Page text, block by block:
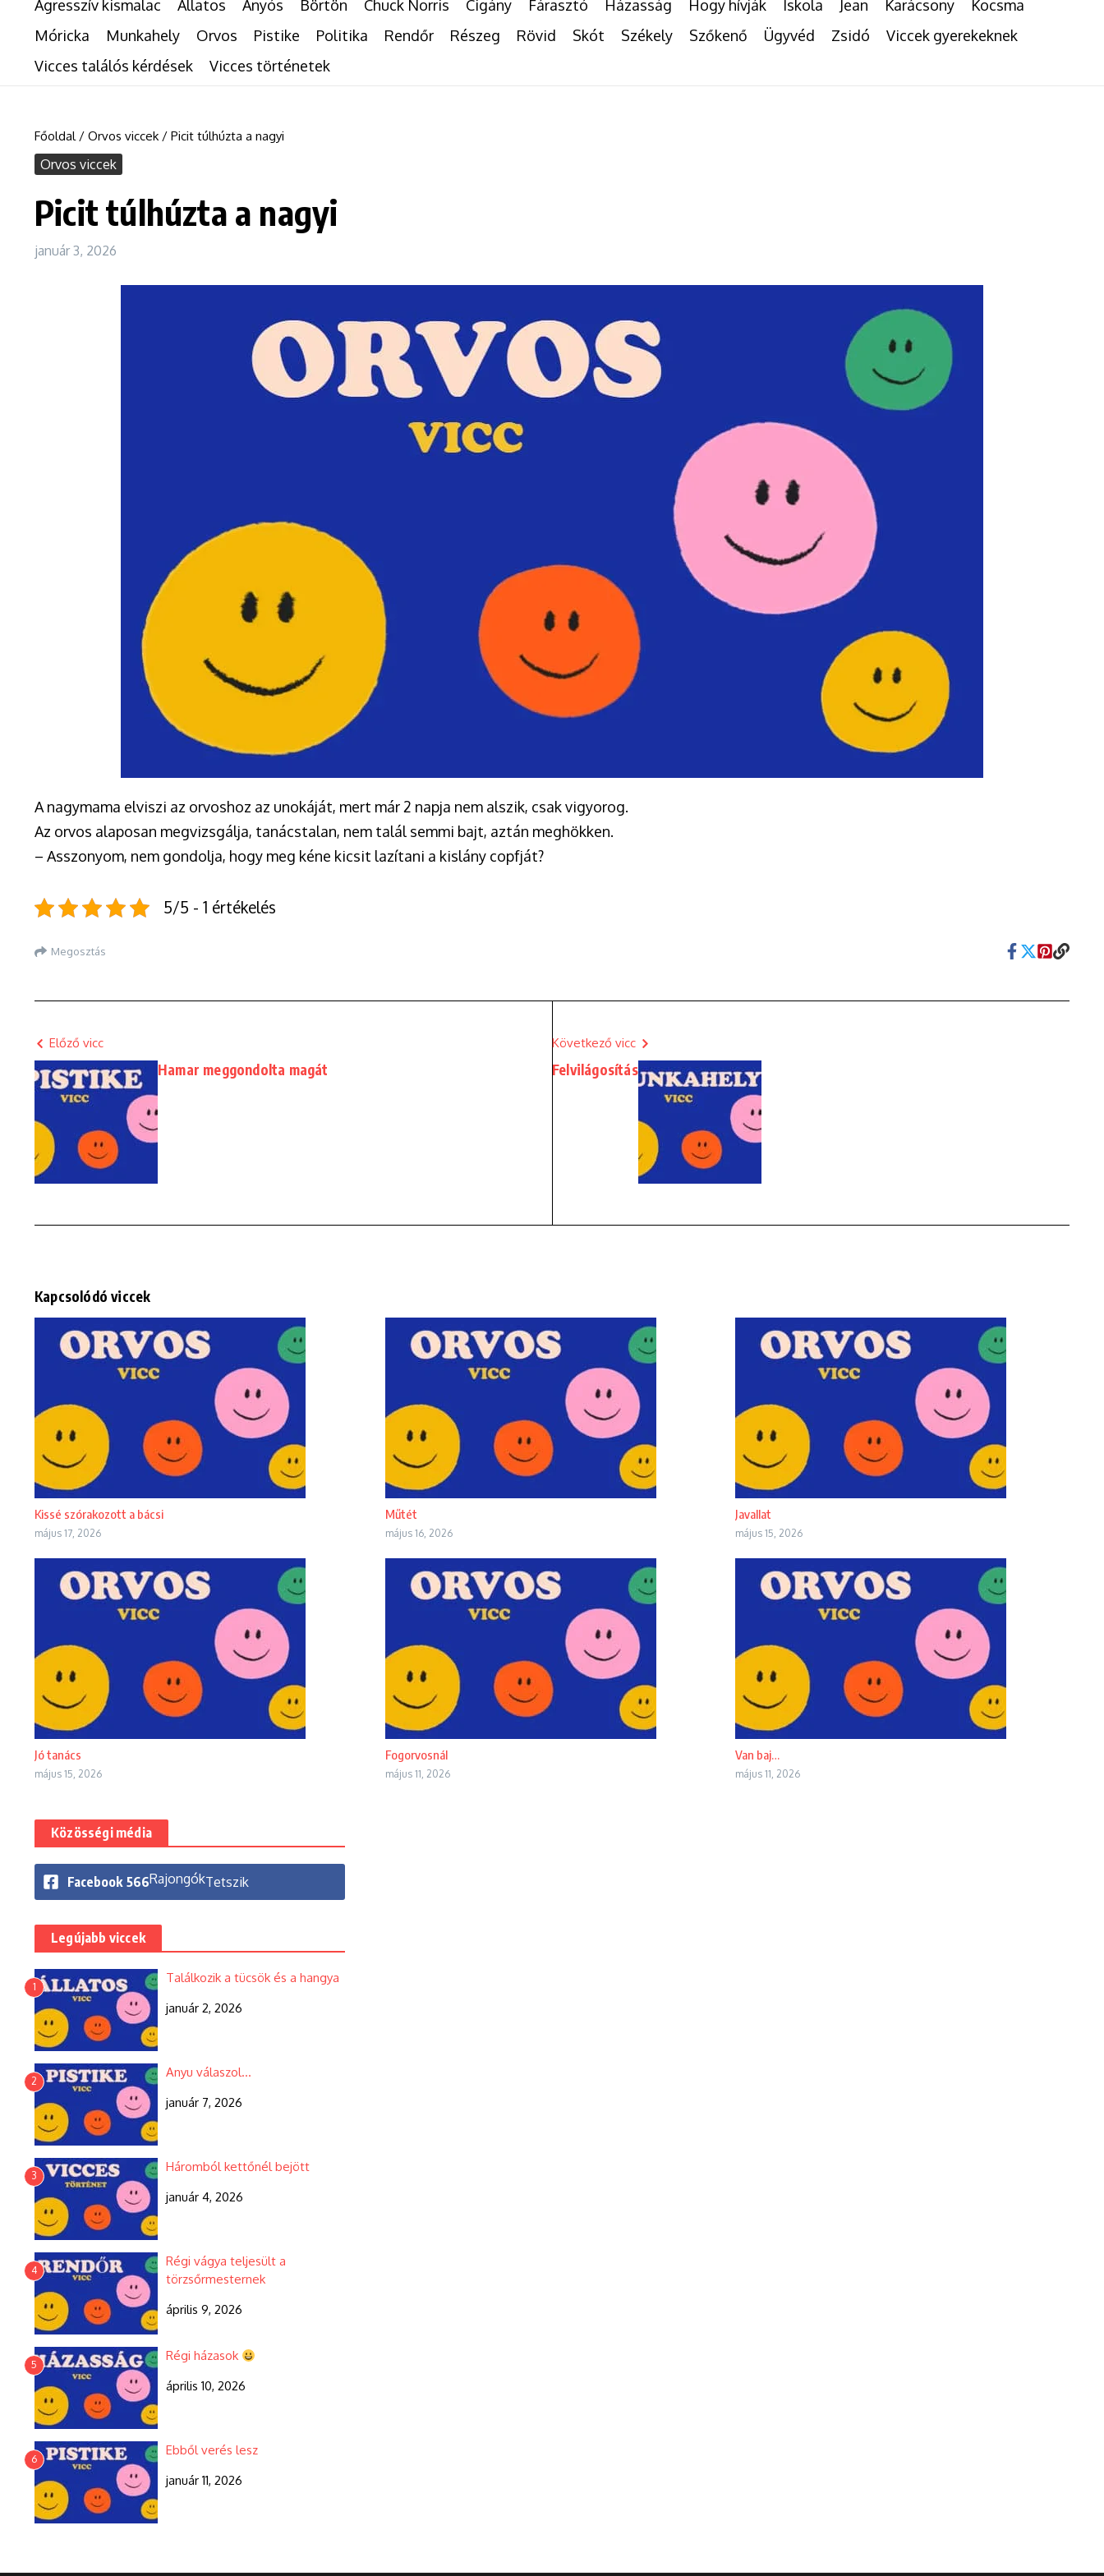
Agresszív kismalac Állatos Anyós Börtön Chuck Norris Cigány Fárasztó Házasság Hogy hívják Iskola Jean Karácsony
Kocsma
Móricka
Munkahely Orvos Pistike Politika Rendőr Részeg Rövid Skót Székely Szőkenő Ügyvéd Zsidó
Viccek gyerekeknek
Vicces találós kérdések
Vicces történetek
Főoldal/ Orvos viccek/ Picit túlhúzta a nagyi
Orvos viccek
Picit túlhúzta a nagyi
január 3, 2026
A nagymama elviszi az orvoshoz az unokáját, mert már 2 napja nem alszik, csak vigyorog.
Az orvos alaposan megvizsgálja, tanácstalan, nem talál semmi bajt, aztán meghökken.
– Asszonyom, nem gondolja, hogy meg kéne kicsit lazítani a kislány copfját?
5/5 - 1 értékelés
Megosztás
Előző vicc
Hamar meggondolta magát
Következő vicc
Felvilágosítás
Kapcsolódó viccek
Kissé szórakozott a bácsi
május 17, 2026
Műtét
május 16, 2026
Javallat
május 15, 2026
Jó tanács
május 15, 2026
Fogorvosnál
május 11, 2026
Van baj…
május 11, 2026
Közösségi média
Facebook 566RajongókTetszik
Legújabb viccek
1
Találkozik a tücsök és a hangya
január 2, 2026
2
Anyu válaszol…
január 7, 2026
3
Háromból kettőnél bejött
január 4, 2026
4
Régi vágya teljesült a
törzsőrmesternek
április 9, 2026
5
Régi házasok
április 10, 2026
6
Ebből verés lesz
január 11, 2026